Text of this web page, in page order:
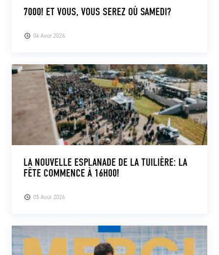
PRESSE ET MEDIAS
06 Août 2026
7000! ET VOUS, VOUS SEREZ OÙ SAMEDI?
05 Août 2026
LA NOUVELLE ESPLANADE DE LA TUILIÈRE: LA
FÊTE COMMENCE À 16H00!